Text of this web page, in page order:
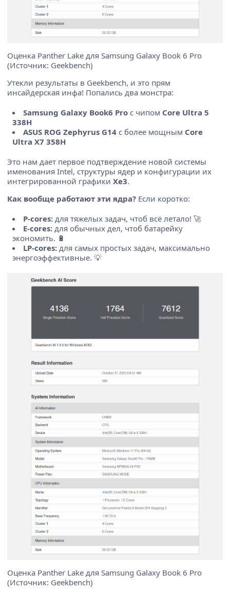
Оценка Panther Lake для Samsung Galaxy Book 6 Pro
(Источник: Geekbench)
Утекли результаты в Geekbench, и это прям
инсайдерская инфа! Попались два монстра:
Samsung Galaxy Book6 Pro с чипом Core Ultra 5
338H
ASUS ROG Zephyrus G14 с более мощным Core
Ultra X7 358H
Это нам дает первое подтверждение новой системы
именования Intel, структуры ядер и конфигурации их
интегрированной графики Xe3.
Как вообще работают эти ядра? Если коротко:
P-cores: для тяжелых задач, чтоб всё летало! 🚀
E-cores: для обычных дел, чтоб батарейку
экономить. 🔋
LP-cores: для самых простых задач, максимально
энергоэффективные. 💡
Оценка Panther Lake для Samsung Galaxy Book 6 Pro
(Источник: Geekbench)